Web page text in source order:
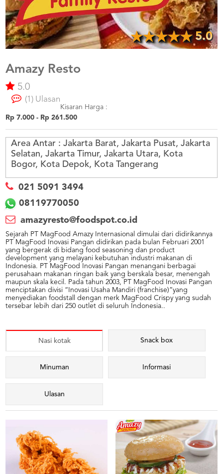
US
CATERERS
BLOG
TERMS
CONDITIONS
CALL
CENTER
021
3494
5.0
Amazy Resto
5.0
(1) Ulasan
Kisaran Harga :
Rp 7.000 - Rp 261.500
Area Antar : Jakarta Barat, Jakarta Pusat, Jakarta
Selatan, Jakarta Timur, Jakarta Utara, Kota
Bogor, Kota Depok, Kota Tangerang
021 5091 3494
08119770050
amazyresto@foodspot.co.id
Sejarah PT MagFood Amazy Internasional dimulai dari didirikannya
PT MagFood Inovasi Pangan didirikan pada bulan Februari 2001
yang bergerak di bidang food seasoning dan product
development yang melayani kebutuhan industri makanan di
Indonesia. PT MagFood Inovasi Pangan menangani berbagai
perusahaan makanan ringan baik yang berskala besar, menengah
maupun skala kecil. Pada tahun 2003, PT MagFood Inovasi Pangan
menciptakan divisi “Inovasi Usaha Mandiri (franchise)”yang
menyediakan foodstall dengan merk MagFood Crispy yang sudah
tersebar lebih dari 250 outlet di seluruh Indonesia..
Nasi kotak Snack box
Minuman Informasi
Ulasan